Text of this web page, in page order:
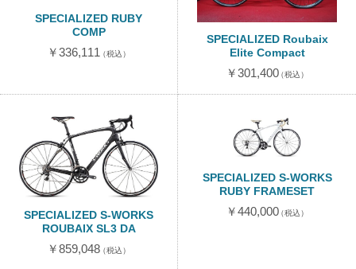
SPECIALIZED RUBY
COMP
￥336,111
（税込）
SPECIALIZED Roubaix
Elite Compact
￥301,400（税込）
SPECIALIZED S-WORKS
ROUBAIX SL3 DA
￥859,048（税込）
SPECIALIZED S-WORKS
RUBY FRAMESET
￥440,000（税込）